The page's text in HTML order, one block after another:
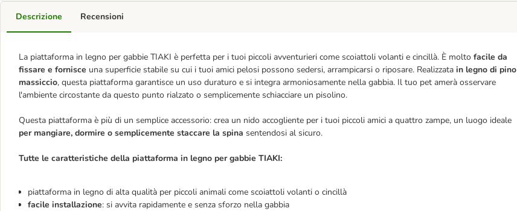
Descrizione
La piattaforma in legno per gabbie TIAKI è perfetta per i tuoi piccoli avventurieri come scoiattoli volanti e cincillà. È molto facile da
fissare e fornisce una superficie stabile su cui i tuoi amici pelosi possono sedersi, arrampicarsi o riposare. Realizzata in legno di pino
massiccio, questa piattaforma garantisce un uso duraturo e si integra armoniosamente nella gabbia. Il tuo pet amerà osservare
l'ambiente circostante da questo punto rialzato o semplicemente schiacciare un pisolino.
Questa piattaforma è più di un semplice accessorio: crea un nido accogliente per i tuoi piccoli amici a quattro zampe, un luogo ideale
per mangiare, dormire o semplicemente staccare la spina sentendosi al sicuro.
Tutte le caratteristiche della piattaforma in legno per gabbie TIAKI:
piattaforma in legno di alta qualità per piccoli animali come scoiattoli volanti o cincillà
facile installazione: si avvita rapidamente e senza sforzo nella gabbia
Recensioni